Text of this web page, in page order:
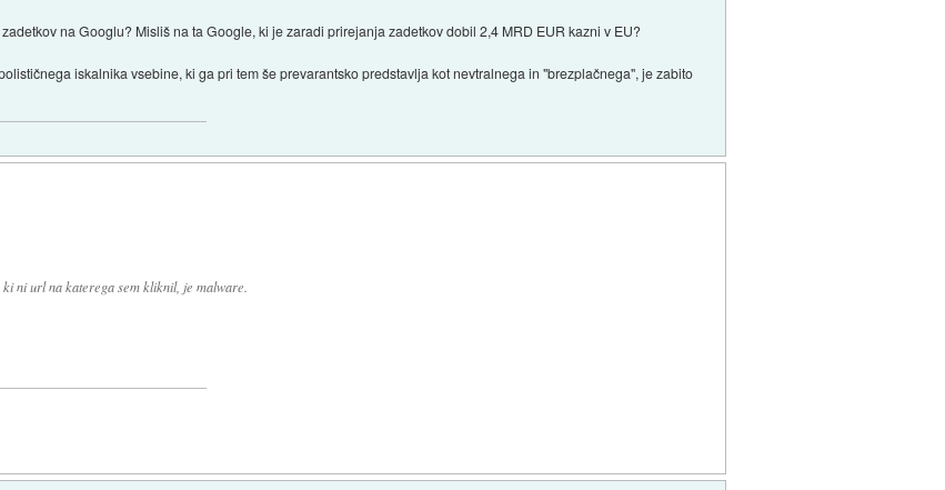
na Googlu? Misliš na ta Google, ki je zaradi prirejanja zadetkov dobil 2,4 MRD EUR kazni v EU?
iskalnika vsebine, ki ga pri tem še prevarantsko predstavlja kot nevtralnega in "brezplačnega", je zabito
ni url na katerega sem kliknil, je malware.